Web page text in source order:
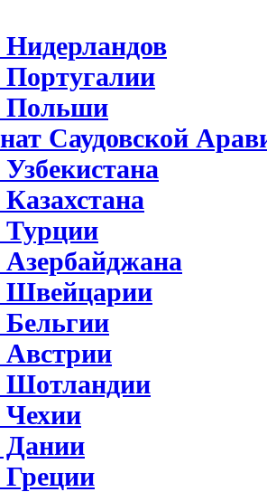
Польши
Саудовской
Швейцарии
Шотландии
Дании